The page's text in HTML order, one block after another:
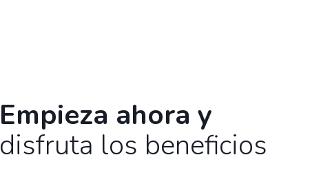
ENVIAR MI PREGUNTA
Empieza ahora y
disfruta los beneficios